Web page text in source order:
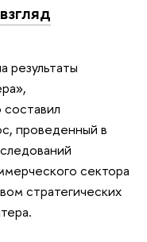
результаты
проведенный в
сектора
стратегических